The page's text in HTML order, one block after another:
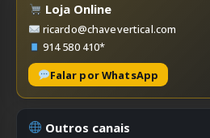
Loja Online
ricardo@chavevertical.com
914 580 410*
Falar por WhatsApp
Outros canais